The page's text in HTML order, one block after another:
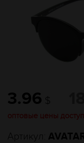
3.96 $
оптовые цены
Артикул: